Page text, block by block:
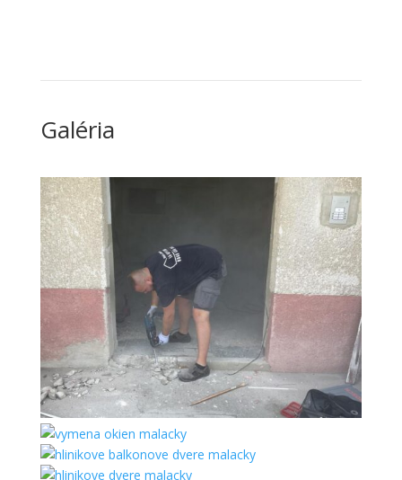
Galéria